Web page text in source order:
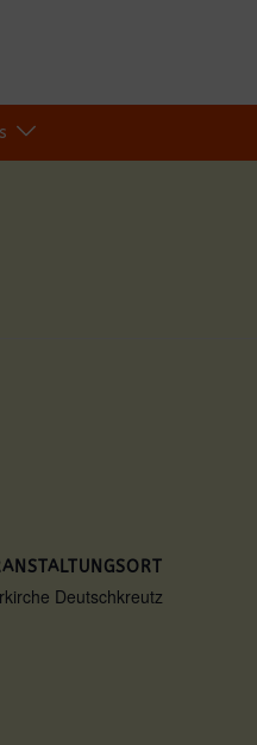
Deutschkreutz